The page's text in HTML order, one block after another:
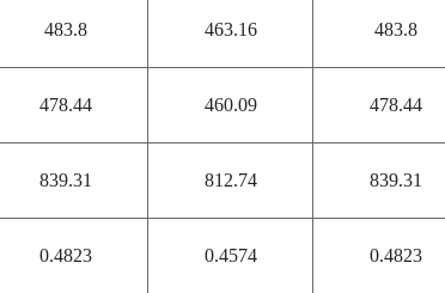
483.8 463.16 483.8
478.44 460.09 478.44
839.31 812.74 839.31
0.4823 0.4574 0.4823